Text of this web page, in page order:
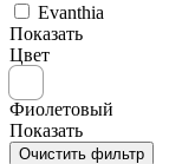
Evanthia
Показать
Цвет
Фиолетовый
Показать
Очистить фильтр